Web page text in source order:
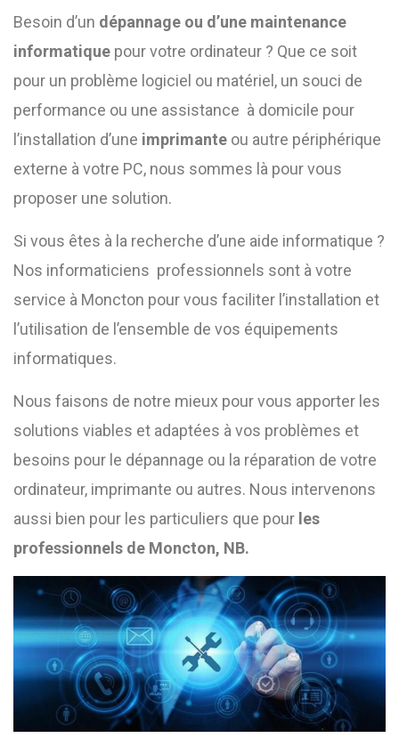
Besoin d’un dépannage ou d’une maintenance
informatique pour votre ordinateur ? Que ce soit
pour un problème logiciel ou matériel, un souci de
performance ou une assistance à domicile pour
l’installation d’une imprimante ou autre périphérique
externe à votre PC, nous sommes là pour vous
proposer une solution.
Si vous êtes à la recherche d’une aide informatique ?
Nos informaticiens professionnels sont à votre
service à Moncton pour vous faciliter l’installation et
l’utilisation de l’ensemble de vos équipements
informatiques.
Nous faisons de notre mieux pour vous apporter les
solutions viables et adaptées à vos problèmes et
besoins pour le dépannage ou la réparation de votre
ordinateur, imprimante ou autres. Nous intervenons
aussi bien pour les particuliers que pour les
professionnels de Moncton, NB.